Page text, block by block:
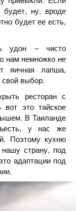
ну, вроде
будет ее есть,
удон – чисто
нам немножко не
яичная лапша,
свой выбор.
ресторан с
вот это тайское
В Таиланде
у нас же
Поэтому кухню
страну, под
адаптации под